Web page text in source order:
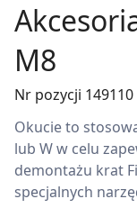
M8
Nr pozycji 149110
Okucie to
lub W w celu
demontażu krat
specjalnych